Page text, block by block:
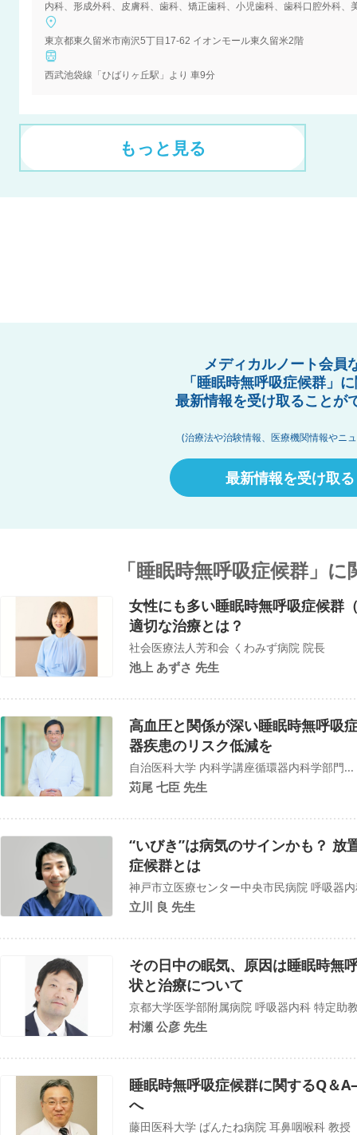
内科、形成外科、皮膚科、歯科、矯正歯科、小児歯科、歯科口腔外科、
東京都東久留米市南沢5丁目17-62 イオンモール東久留米2階
西武池袋線「ひばりヶ丘駅」より 車9分
もっと見る
メディカルノート会員
「睡眠時無呼吸症候群」
最新情報を受け取ることが
(治療法や治験情報、医療機関情報やニ
最新情報を受け取る
「睡眠時無呼吸症候群」
女性にも多い睡眠時無呼吸症候
適切な治療とは？
社会医療法人芳和会 くわみず病院 院長
池上 あずさ 先生
高血圧と関係が深い睡眠時無呼
器疾患のリスク低減を
自治医科大学 内科学講座循環器内科学部門...
苅尾 七臣 先生
“いびき”は病気のサインかも？ 放
症候群とは
神戸市立医療センター中央市民病院 呼吸器
立川 良 先生
その日中の眠気、原因は睡眠時
状と治療について
京都大学医学部附属病院 呼吸器内科 特定助
村瀬 公彦 先生
睡眠時無呼吸症候群に関するQ＆
へ
藤田医科大学 ばんたね病院 耳鼻咽喉科 教授